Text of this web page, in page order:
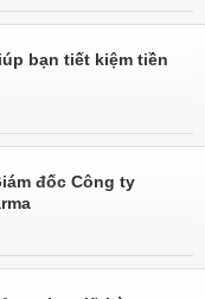
bạn tiết kiệm tiền
đốc Công ty